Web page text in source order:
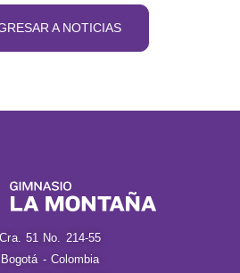
A NOTICIAS
Cra. 51 No. 214-55
Bogotá - Colombia